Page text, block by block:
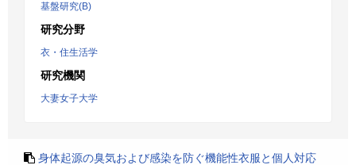
基盤研究(B)
研究分野
衣・住生活学
研究機関
大妻女子大学
身体起源の臭気および感染を防ぐ機能性衣服と個人対応